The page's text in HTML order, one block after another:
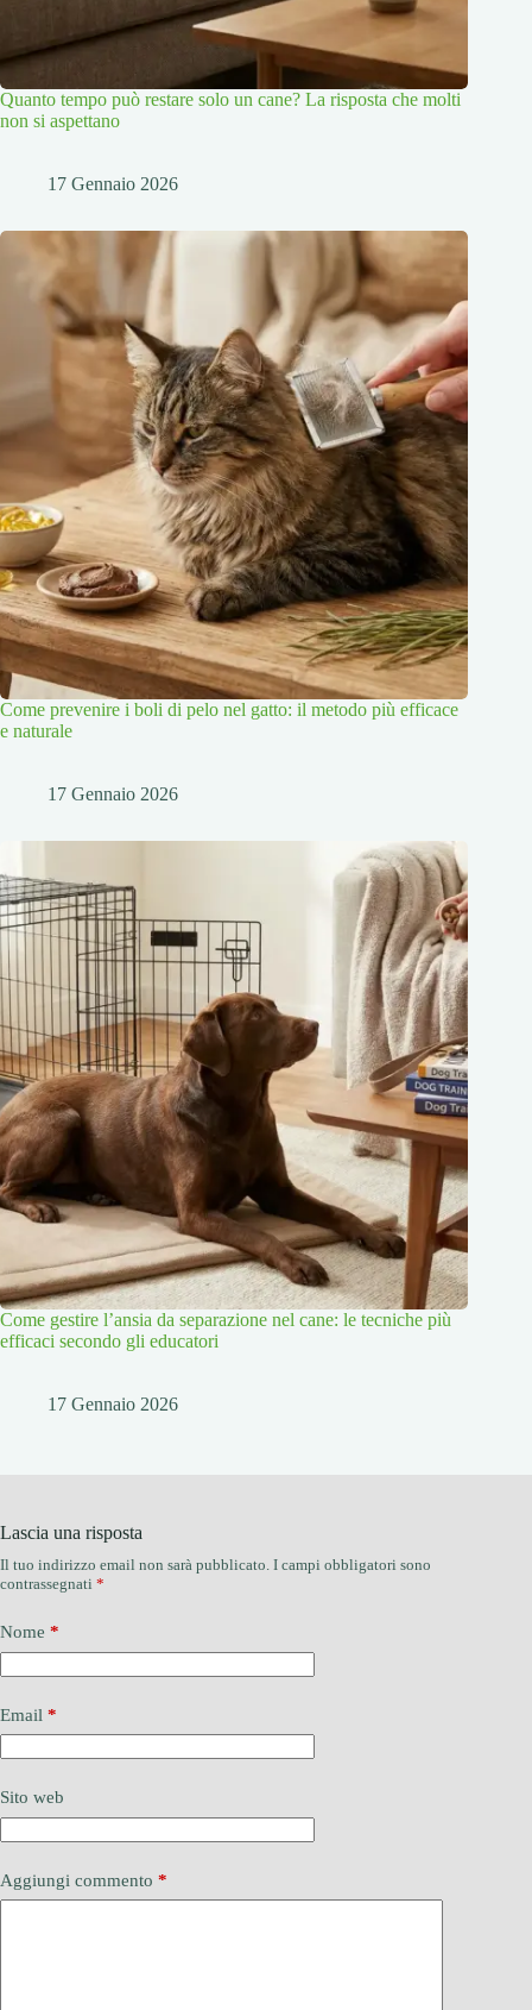
Quanto tempo può restare solo un cane? La risposta che molti
non si aspettano
17 Gennaio 2026
Come prevenire i boli di pelo nel gatto: il metodo più efficace
e naturale
17 Gennaio 2026
Come gestire l’ansia da separazione nel cane: le tecniche più
efficaci secondo gli educatori
17 Gennaio 2026
Lascia una risposta
Il tuo indirizzo email non sarà pubblicato. I campi obbligatori sono
contrassegnati *
Nome *
Email *
Sito web
Aggiungi commento *